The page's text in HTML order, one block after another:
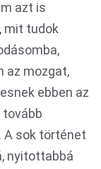
azt is
mit tudok
az mozgat,
ebben az
tovább
A sok történet
nyitottabbá